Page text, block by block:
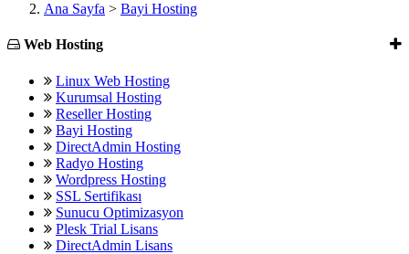
Ana Sayfa > Bayi Hosting
Web Hosting
Linux Web Hosting
Kurumsal Hosting
Reseller Hosting
Bayi Hosting
DirectAdmin Hosting
Radyo Hosting
Wordpress Hosting
SSL Sertifikası
Sunucu Optimizasyon
Plesk Trial Lisans
DirectAdmin Lisans